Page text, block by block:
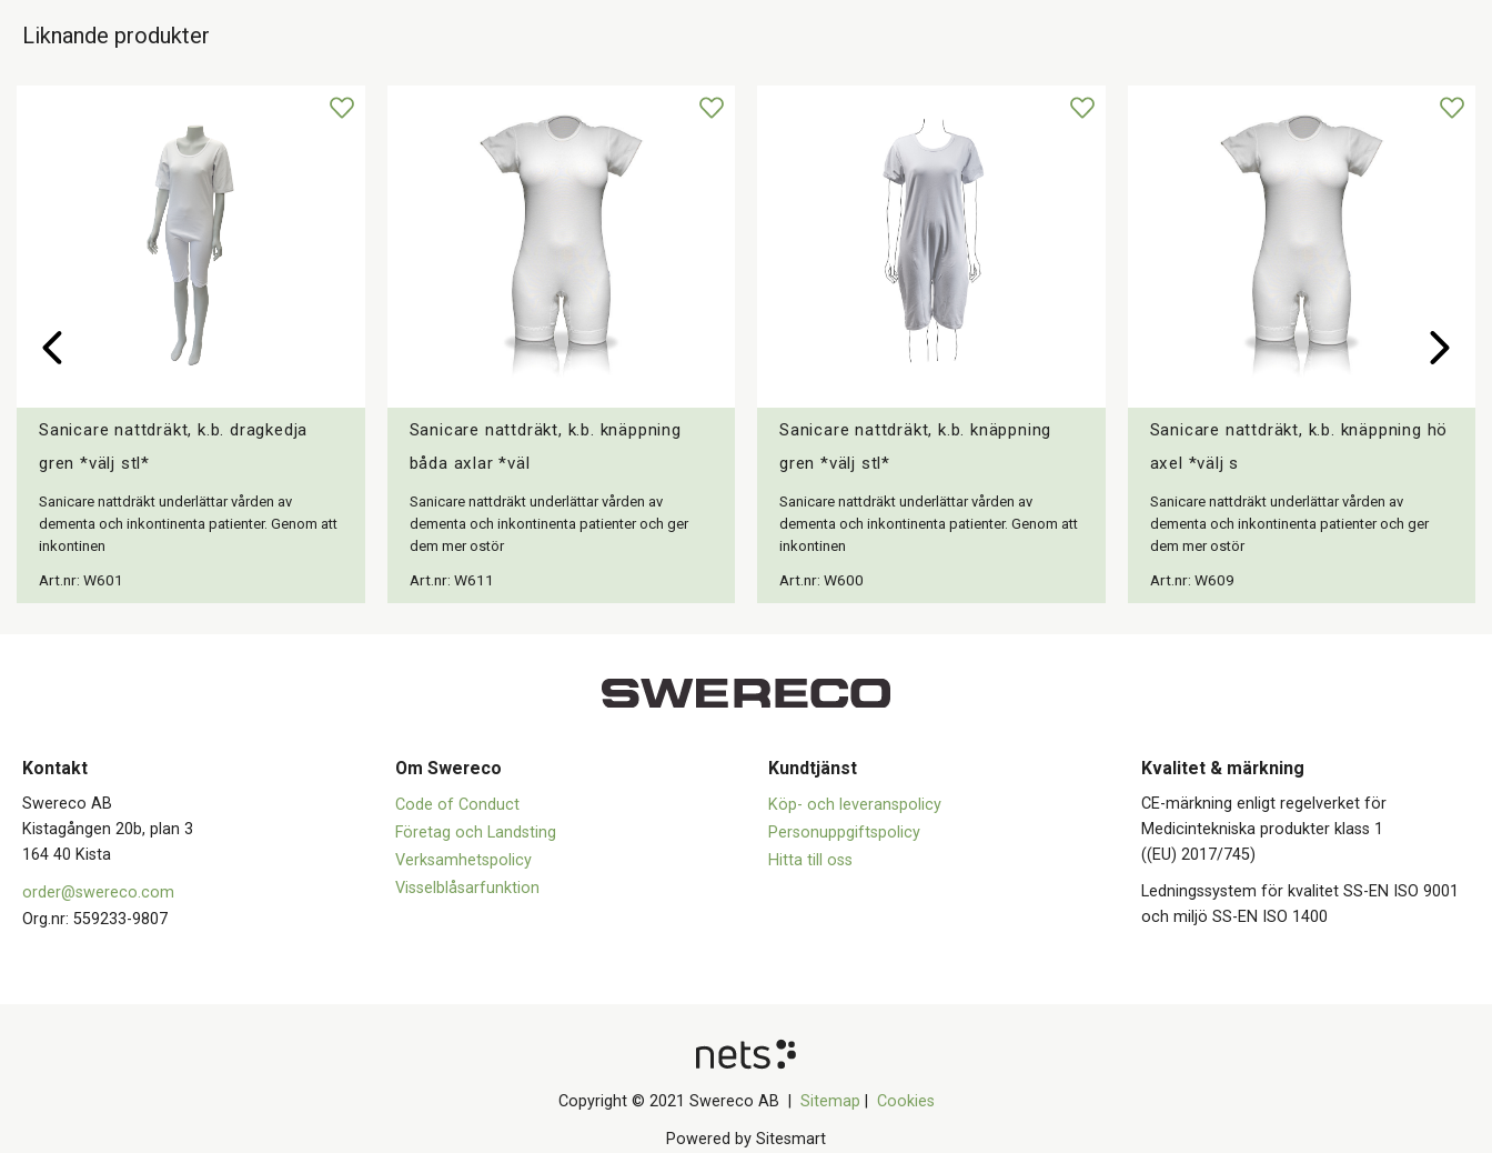
Liknande produkter
Sanicare nattdräkt, k.b. dragkedja
gren *välj stl*
Sanicare nattdräkt underlättar vården av
dementa och inkontinenta patienter. Genom att
inkontinen
Art.nr: W601
Sanicare nattdräkt, k.b. knäppning
båda axlar *väl
Sanicare nattdräkt underlättar vården av
dementa och inkontinenta patienter och ger
dem mer ostör
Art.nr: W611
Sanicare nattdräkt, k.b. knäppning
gren *välj stl*
Sanicare nattdräkt underlättar vården av
dementa och inkontinenta patienter. Genom att
inkontinen
Art.nr: W600
Sanicare nattdräkt, k.b. knäppning hö
axel *välj s
Sanicare nattdräkt underlättar vården av
dementa och inkontinenta patienter och ger
dem mer ostör
Art.nr: W609
Kontakt
Swereco AB
Kistagången 20b, plan 3
164 40 Kista
order@swereco.com
Org.nr: 559233-9807
Om Swereco
Code of Conduct
Företag och Landsting
Verksamhetspolicy
Visselblåsarfunktion
Kundtjänst
Köp- och leveranspolicy
Personuppgiftspolicy
Hitta till oss
Kvalitet & märkning
CE-märkning enligt regelverket för
Medicintekniska produkter klass 1
((EU) 2017/745)
Ledningssystem för kvalitet SS-EN ISO 9001
och miljö SS-EN ISO 1400
Copyright © 2021 Swereco AB | Sitemap
Cookies
Powered by Sitesmart